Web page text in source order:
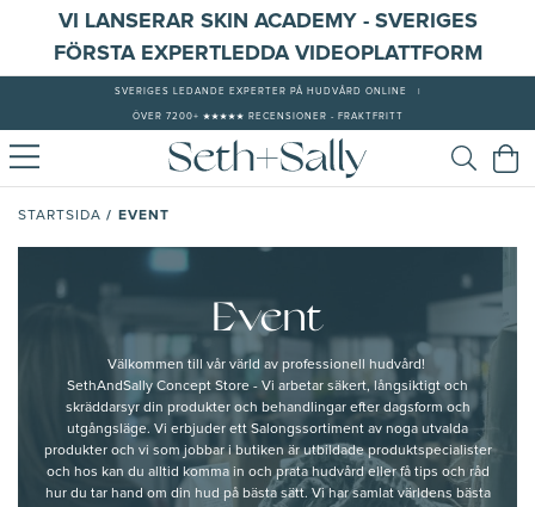
VI LANSERAR SKIN ACADEMY - SVERIGES
FÖRSTA EXPERTLEDDA VIDEOPLATTFORM
SVERIGES LEDANDE EXPERTER PÅ HUDVÅRD ONLINE
ÖVER 7200+ ★★★★★ RECENSIONER - FRAKTFRITT
STARTSIDA / EVENT
Event
Välkommen till vår värld av professionell hudvård!
SethAndSally Concept Store - Vi arbetar säkert, långsiktigt och
skräddarsyr din produkter och behandlingar efter dagsform och
utgångsläge. Vi erbjuder ett Salongssortiment av noga utvalda
produkter och vi som jobbar i butiken är utbildade produktspecialister
och hos kan du alltid komma in och prata hudvård eller få tips och råd
hur du tar hand om din hud på bästa sätt. Vi har samlat världens bästa